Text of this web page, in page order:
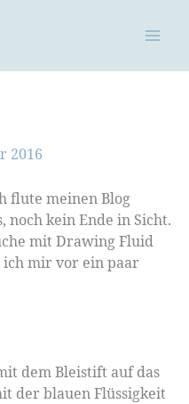
2016
flute meinen Blog
kein Ende in Sicht.
mit Drawing Fluid
ich mir vor ein paar
dem Bleistift auf das
der blauen Flüssigkeit